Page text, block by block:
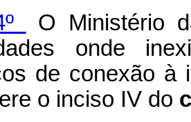
O Ministério
onde
de conexão à
o inciso IV do